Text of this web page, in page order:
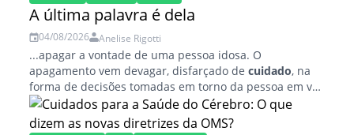
A última palavra é dela
04/08/2026 Anelise Rigotti
...apagar a vontade de uma pessoa idosa. O
apagamento vem devagar, disfarçado decuidado, na
forma de decisões tomadas em torno da pessoa em vez
de com ela. E, num...